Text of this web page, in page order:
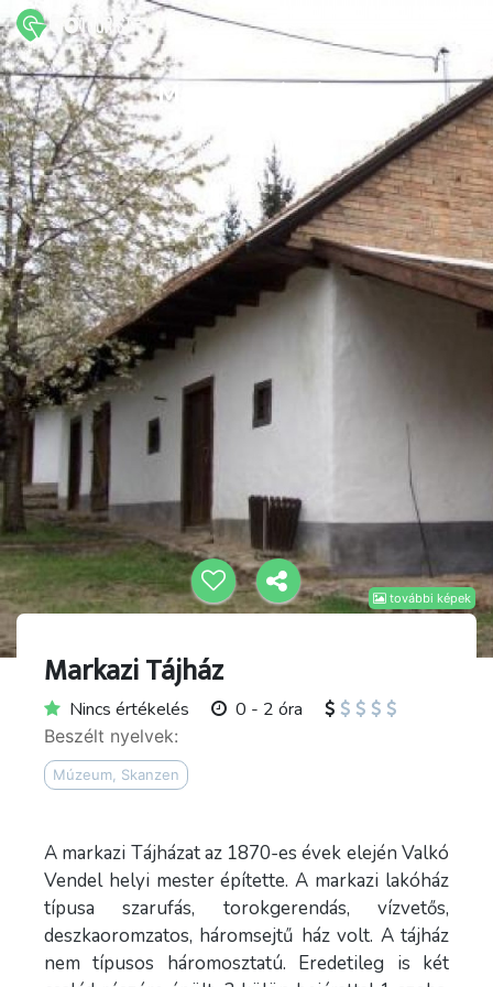
további képek
Markazi Tájház
Markazi Tájház
Nincs értékelés 0 - 2 óra
Beszélt nyelvek:
Múzeum, Skanzen
A markazi Tájházat az 1870-es évek elején Valkó
Vendel helyi mester építette. A markazi lakóház
típusa szarufás, torokgerendás, vízvetős,
deszkaoromzatos, háromsejtű ház volt. A tájház
nem típusos háromosztatú. Eredetileg is két